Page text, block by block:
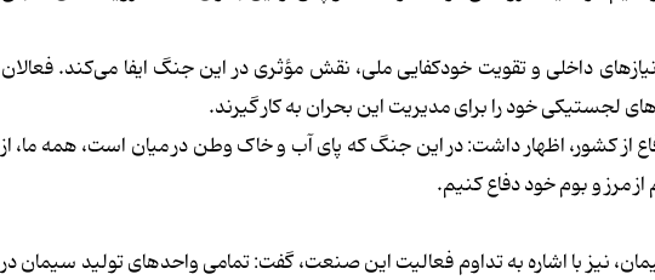
داخلی و تقویت خودکفایی ملی، نقش مؤثری در این جنگ ایفا می‌کند. فعالان
لجستیکی خود را برای مدیریت این بحران به کار گیرند.
از کشور، اظهار داشت: در این جنگ که پای آب و خاک وطن در میان است، همه ما، از
مرز و بوم خود دفاع کنیم.
نیز با اشاره به تداوم فعالیت این صنعت، گفت: تمامی واحدهای تولید سیمان در